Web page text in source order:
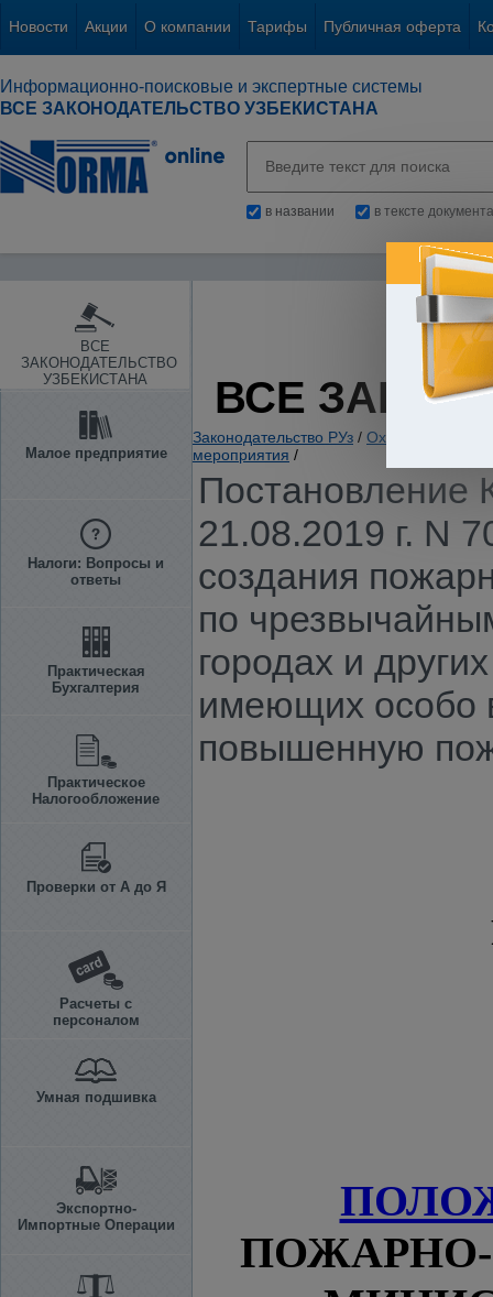
Новости Акции О компании Тарифы Публичная оферта
Информационно-поисковые и экспертные системы
ВСЕ ЗАКОНОДАТЕЛЬСТВО УЗБЕКИСТАНА
в названии в тексте документа
ВСЕ
ЗАКОНОДАТЕЛЬСТВО
УЗБЕКИСТАНА
Малое предприятие
Налоги: Вопросы и
ответы
Практическая
Бухгалтерия
Практическое
Налогообложение
Проверки от А до Я
Расчеты с
персоналом
Умная подшивка
Экспортно-
Импортные Операции
ВСЕ
Законодательство РУз / Охрана
мероприятия /
Постановление
21.08.2019 г. N
создания
по
городах и
имеющих особо
повышенную